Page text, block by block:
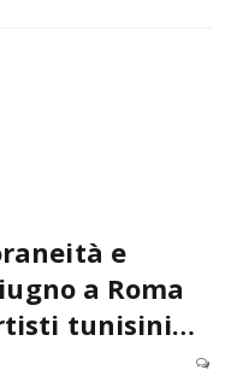
e
a Roma
tunisini…